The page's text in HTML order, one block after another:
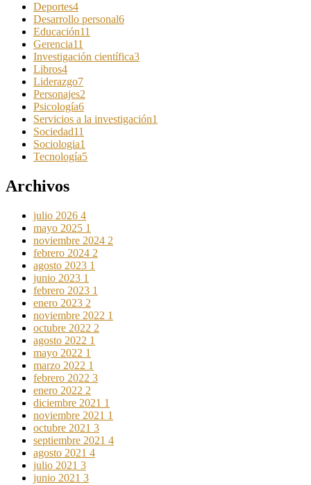
Deportes4
Desarrollo personal6
Educación11
Gerencia11
Investigación científica3
Libros4
Liderazgo7
Personajes2
Psicología6
Servicios a la investigación1
Sociedad11
Sociologia1
Tecnología5
Archivos
julio 2026 4
mayo 2025 1
noviembre 2024 2
febrero 2024 2
agosto 2023 1
junio 2023 1
febrero 2023 1
enero 2023 2
noviembre 2022 1
octubre 2022 2
agosto 2022 1
mayo 2022 1
marzo 2022 1
febrero 2022 3
enero 2022 2
diciembre 2021 1
noviembre 2021 1
octubre 2021 3
septiembre 2021 4
agosto 2021 4
julio 2021 3
junio 2021 3